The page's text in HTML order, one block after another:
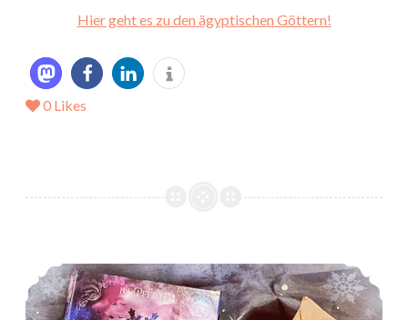
Hier geht es zu den ägyptischen Göttern!
0 Likes
*Rezension* -> Haunted Hearts: Fluch der Magie von B. E. Pfeiffer